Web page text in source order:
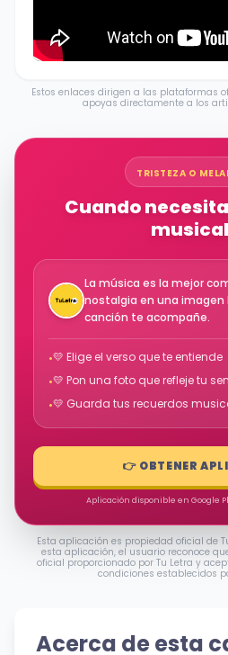
Estos enlaces dirigen a las plataformas
apoyas directamente a los
TRISTEZA O
Cuando
La música es la mejor
nostalgia en una imagen
canción te acompañe.
•💛 Elige el verso que te entiende
•💛 Pon una foto que refleje tu
•💛 Guarda tus recuerdos
👉 OBTENER
Aplicación disponible en Google
Esta aplicación es propiedad oficial de
esta aplicación, el usuario reconoce
oficial proporcionado por Tu Letra y
condiciones establecidos
Acerca de esta